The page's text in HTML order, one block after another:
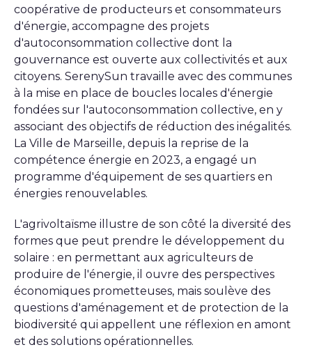
coopérative de producteurs et consommateurs
d'énergie, accompagne des projets
d'autoconsommation collective dont la
gouvernance est ouverte aux collectivités et aux
citoyens. SerenySun travaille avec des communes
à la mise en place de boucles locales d'énergie
fondées sur l'autoconsommation collective, en y
associant des objectifs de réduction des inégalités.
La Ville de Marseille, depuis la reprise de la
compétence énergie en 2023, a engagé un
programme d'équipement de ses quartiers en
énergies renouvelables.
L'agrivoltaïsme illustre de son côté la diversité des
formes que peut prendre le développement du
solaire : en permettant aux agriculteurs de
produire de l'énergie, il ouvre des perspectives
économiques prometteuses, mais soulève des
questions d'aménagement et de protection de la
biodiversité qui appellent une réflexion en amont
et des solutions opérationnelles.